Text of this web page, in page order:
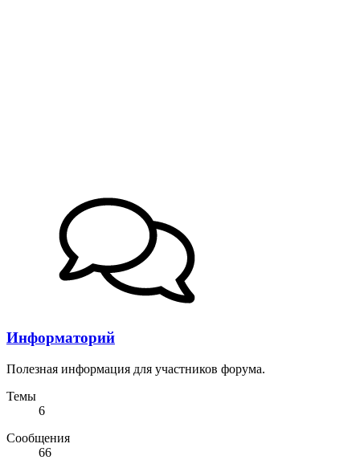
Информаторий
Полезная информация для участников форума.
Темы
6
Сообщения
66